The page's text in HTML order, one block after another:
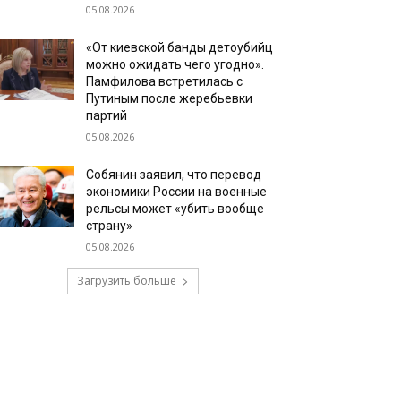
05.08.2026
«От киевской банды детоубийц
можно ожидать чего угодно».
Памфилова встретилась с
Путиным после жеребьевки
партий
05.08.2026
Собянин заявил, что перевод
экономики России на военные
рельсы может «убить вообще
страну»
05.08.2026
Загрузить больше